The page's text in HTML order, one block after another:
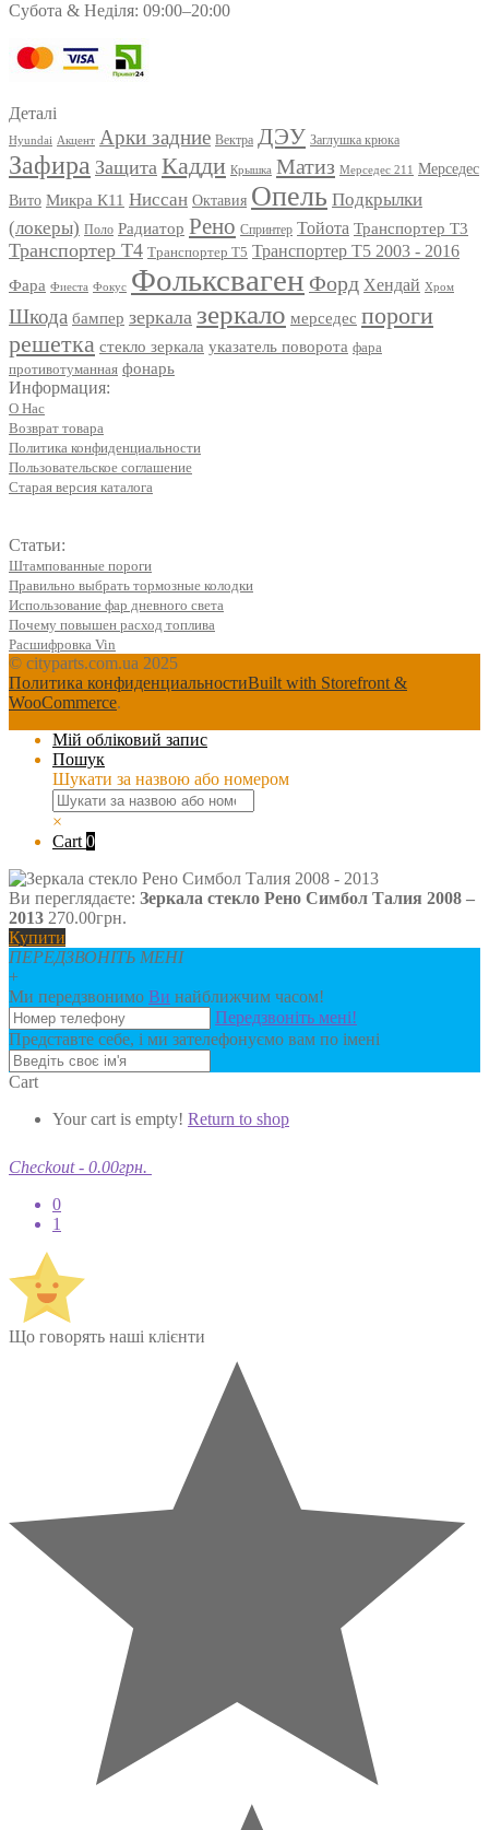
Субота & Неділя: 09:00–20:00
Деталі
Hyundai Акцент Арки задние Вектра ДЭУ Заглушка крюка
Зафира Защита Кадди Крышка Матиз Мерседес 211 Мерседес
Вито Микра К11 Ниссан Октавия Опель Подкрылки
(локеры) Поло Радиатор Рено Спринтер Тойота Транспортер Т3
Транспортер Т4 Транспортер Т5 Транспортер Т5 2003 - 2016
Фара Фиеста Фокус Фольксваген Форд Хендай Хром
Шкода бампер зеркала зеркало мерседес пороги
решетка стекло зеркала указатель поворота фара
противотуманная фонарь
Информация:
О Нас
Возврат товара
Политика конфиденциальности
Пользовательское соглашение
Старая версия каталога
Статьи:
Штампованные пороги
Правильно выбрать тормозные колодки
Использование фар дневного света
Почему повышен расход топлива
Расшифровка Vin
© cityparts.com.ua 2025
Политика конфиденциальностиBuilt with Storefront &
WooCommerce.
Мій обліковий запис
Пошук
Шукати за назвою або номером
×
Cart 0
Ви переглядаєте: Зеркала стекло Рено Симбол Талия 2008 –
2013 270.00грн.
Купити
ПЕРЕДЗВОНІТЬ МЕНІ
+
Ми передзвонимо Ви найближчим часом!
Передзвоніть мені!
Представте себе, і ми зателефонуємо вам по імені
Cart
Your cart is empty! Return to shop
Checkout - 0.00грн.
0
1
Що говорять наші клієнти